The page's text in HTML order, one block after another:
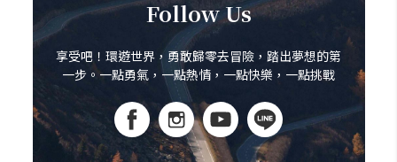
Follow Us
享受吧！環遊世界，勇敢歸零去冒險，踏出夢想的第
一步。一點勇氣，一點熱情，一點快樂，一點挑戰